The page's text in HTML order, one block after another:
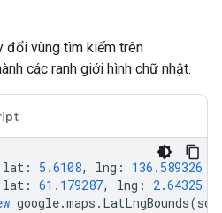
đổi vùng tìm kiếm trên
các ranh giới hình chữ nhật.
lat : 5.6108, lng : 136.589326
lat : 61.179287, lng : 2.64325
google.maps . LatLngBounds(